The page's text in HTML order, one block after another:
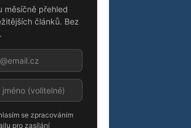
měsíčně přehled
článků. Bez
se zpracováním
pro zasílání